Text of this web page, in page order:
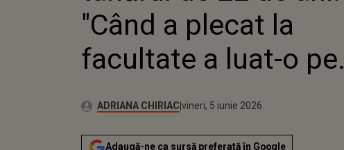
"Când a plecat la
facultate a luat-o
Autor:ADRIANA CHIRIACPublicat:
vineri, 5 iunie 2026
Actualizat:
vineri, 5 iunie 2026
Adaugă-ne ca sursă preferată în Google